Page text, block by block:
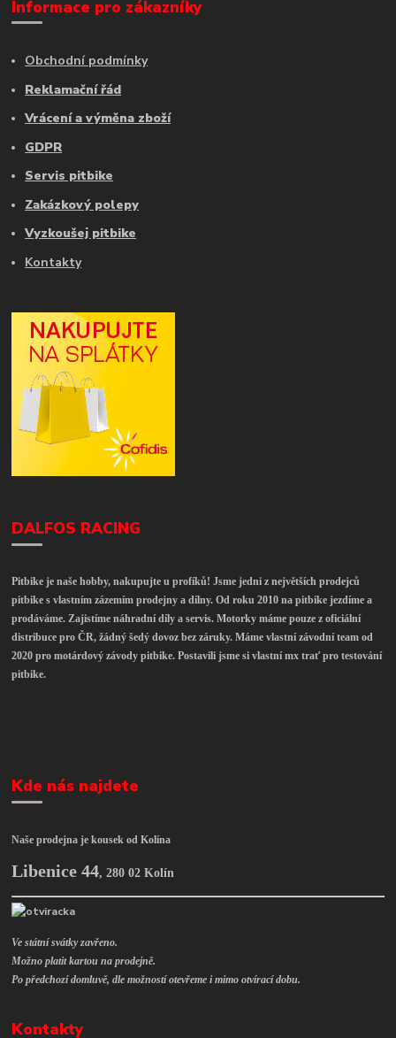
Informace pro zákazníky
Obchodní podmínky
Reklamační řád
Vrácení a výměna zboží
GDPR
Servis pitbike
Zakázkový polepy
Vyzkoušej pitbike
Kontakty
DALFOS RACING
Pitbike je naše hobby, nakupujte u profíků! Jsme jedni z největších prodejců
pitbike s vlastním zázemím prodejny a dílny. Od roku 2010 na pitbike jezdíme a
prodáváme. Zajistíme náhradní díly a servis. Motorky máme pouze z oficiální
distribuce pro ČR, žádný šedý dovoz bez záruky. Máme vlastní závodní team od
2020 pro motárdový závody pitbike. Postavili jsme si vlastní mx trať pro testování
pitbike.
Kde nás najdete
Naše prodejna je kousek od Kolína
Libenice 44,280 02 Kolín
Ve státní svátky zavřeno.
Možno platit kartou na prodejně.
Po předchozí domluvě, dle možností otevřeme i mimo otvírací dobu.
Kontakty